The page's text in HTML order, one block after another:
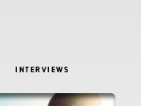
INTERVIEWS